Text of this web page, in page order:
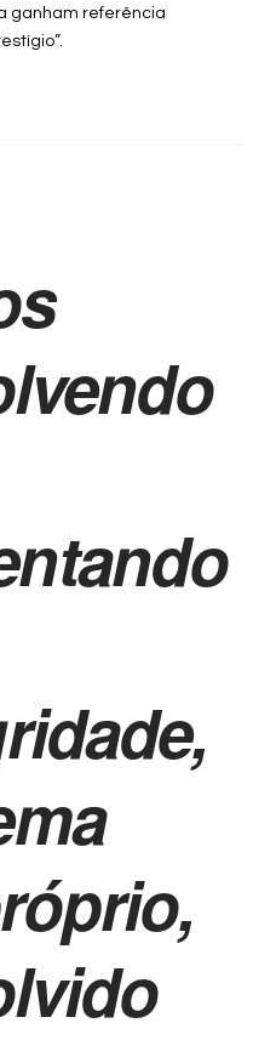
ganham referência
,